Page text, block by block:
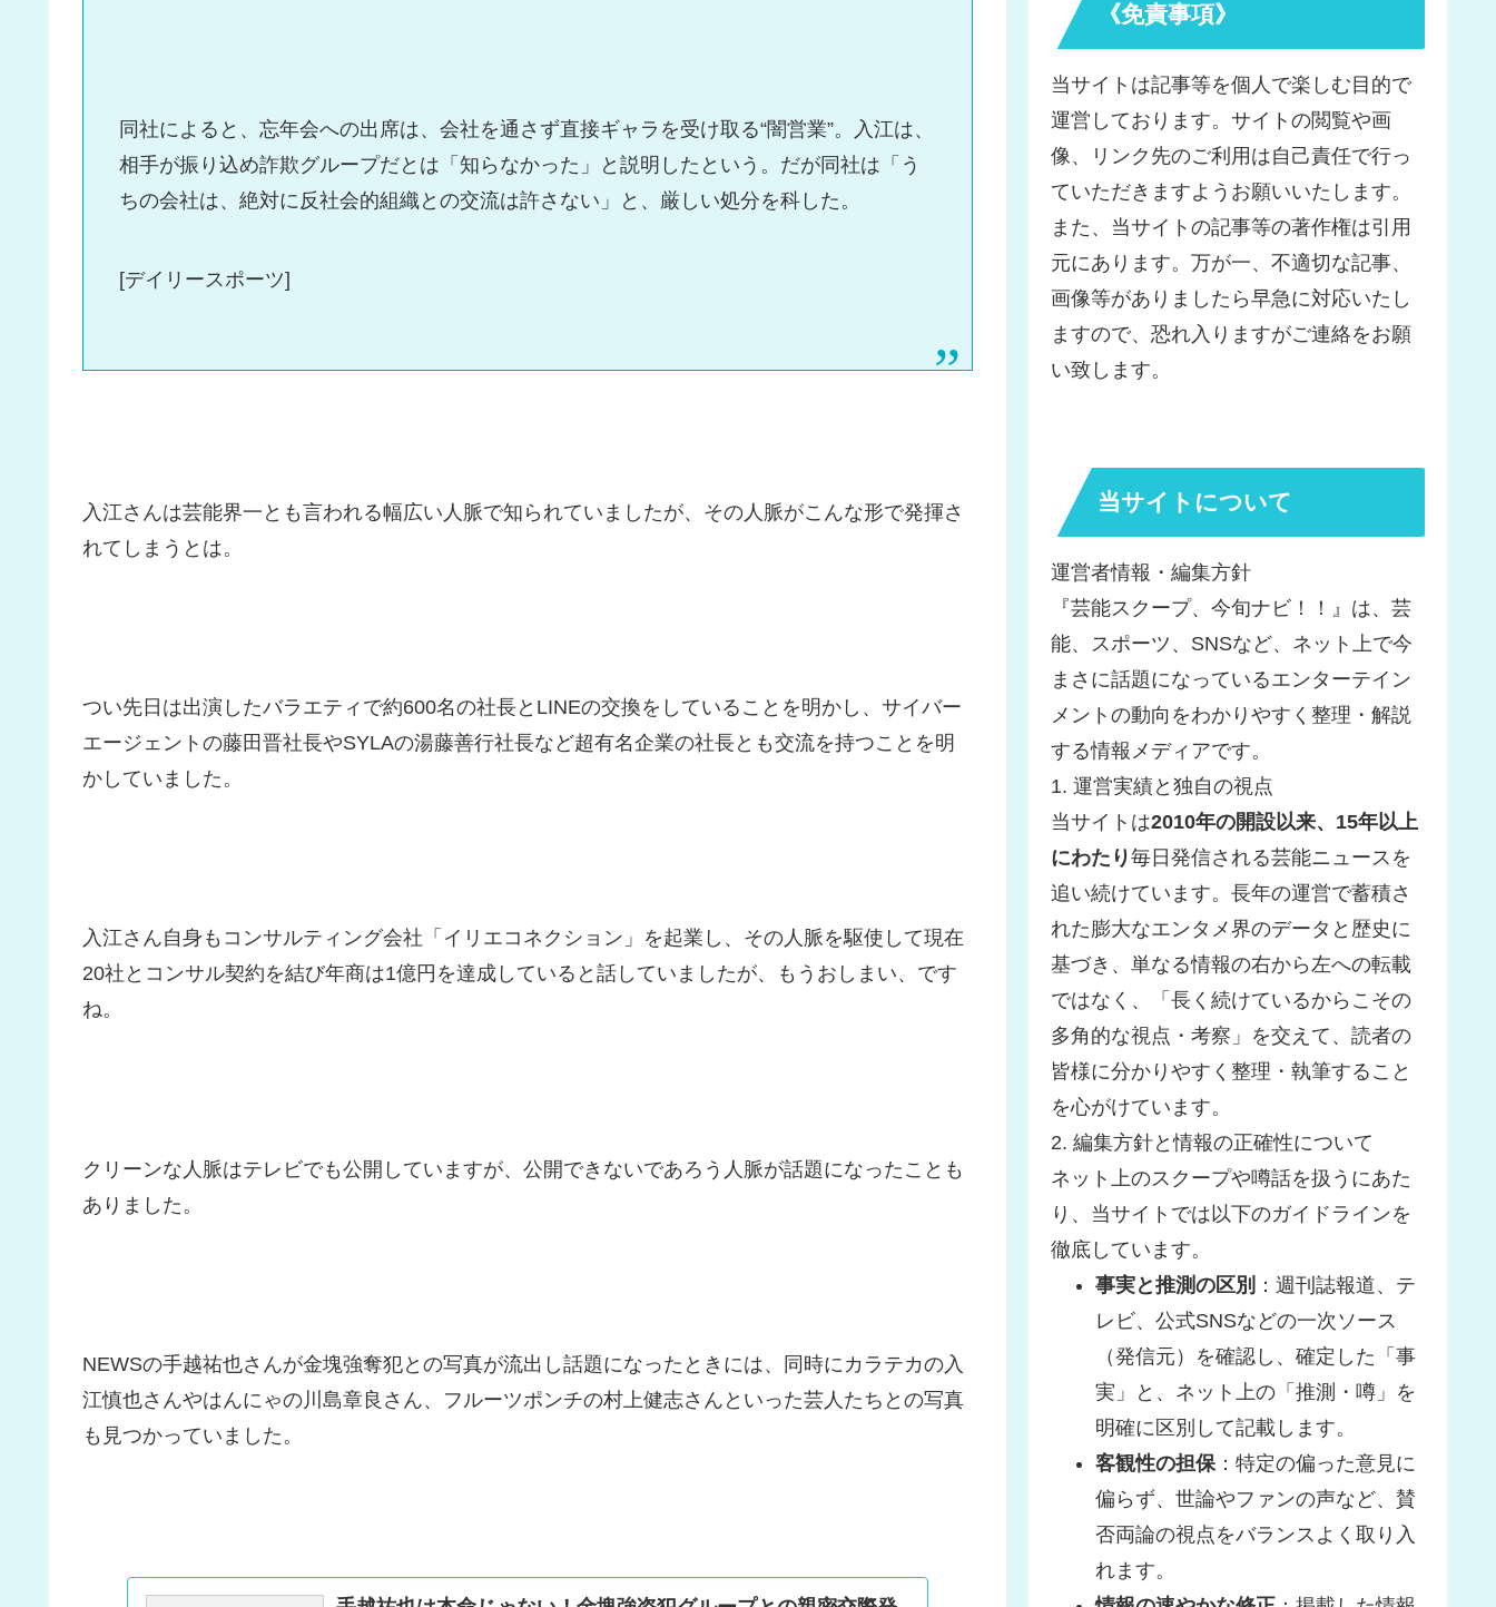
同社によると、忘年会への出席は、会社を通さず直接ギャラを受け取る“闇営業”。入江は、
相手が振り込め詐欺グループだとは「知らなかった」と説明したという。だが同社は「う
ちの会社は、絶対に反社会的組織との交流は許さない」と、厳しい処分を科した。
[デイリースポーツ]
入江さんは芸能界一とも言われる幅広い人脈で知られていましたが、その人脈がこんな形で発揮さ
れてしまうとは。
つい先日は出演したバラエティで約600名の社長とLINEの交換をしていることを明かし、サイバー
エージェントの藤田晋社長やSYLAの湯藤善行社長など超有名企業の社長とも交流を持つことを明
かしていました。
入江さん自身もコンサルティング会社「イリエコネクション」を起業し、その人脈を駆使して現在
20社とコンサル契約を結び年商は1億円を達成していると話していましたが、もうおしまい、です
ね。
クリーンな人脈はテレビでも公開していますが、公開できないであろう人脈が話題になったことも
ありました。
NEWSの手越祐也さんが金塊強奪犯との写真が流出し話題になったときには、同時にカラテカの入
江慎也さんやはんにゃの川島章良さん、フルーツポンチの村上健志さんといった芸人たちとの写真
も見つかっていました。
《免責事項》
当サイトは記事等を個人で楽しむ目的で
運営しております。サイトの閲覧や画
像、リンク先のご利用は自己責任で行っ
ていただきますようお願いいたします。
また、当サイトの記事等の著作権は引用
元にあります。万が一、不適切な記事、
画像等がありましたら早急に対応いたし
ますので、恐れ入りますがご連絡をお願
い致します。
当サイトについて
運営者情報・編集方針
『芸能スクープ、今旬ナビ！！』は、芸
能、スポーツ、SNSなど、ネット上で今
まさに話題になっているエンターテイン
メントの動向をわかりやすく整理・解説
する情報メディアです。
1. 運営実績と独自の視点
当サイトは2010年の開設以来、15年以上
にわたり毎日発信される芸能ニュースを
追い続けています。長年の運営で蓄積さ
れた膨大なエンタメ界のデータと歴史に
基づき、単なる情報の右から左への転載
ではなく、「長く続けているからこその
多角的な視点・考察」を交えて、読者の
皆様に分かりやすく整理・執筆すること
を心がけています。
2. 編集方針と情報の正確性について
ネット上のスクープや噂話を扱うにあた
り、当サイトでは以下のガイドラインを
徹底しています。
事実と推測の区別 ：週刊誌報道、テ
レビ、公式SNSなどの一次ソース
（発信元）を確認し、確定した「事
実」と、ネット上の「推測・噂」を
明確に区別して記載します。
客観性の担保 ：特定の偏った意見に
偏らず、世論やファンの声など、賛
否両論の視点をバランスよく取り入
れます。